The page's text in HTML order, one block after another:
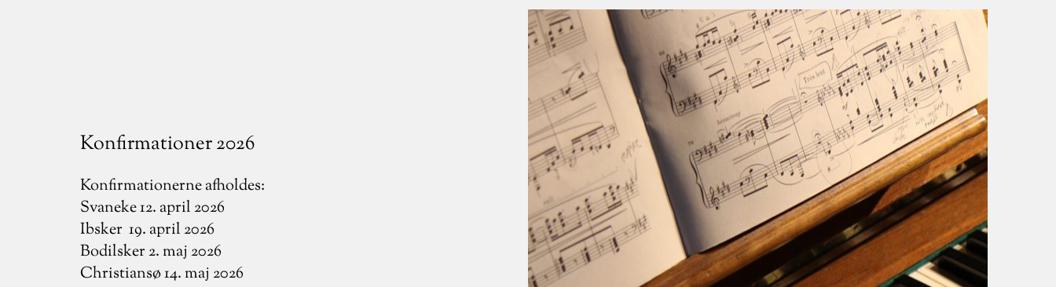
Konfirmationer 2026
Konfirmationerne afholdes:
Svaneke 12. april 2026
Ibsker 19. april 2026
Bodilsker 2. maj 2026
Christiansø 14. maj 2026